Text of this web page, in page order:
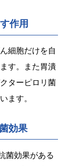
作用
細胞だけを自
す。また胃潰
ターピロリ菌
ます。
効果
菌効果がある